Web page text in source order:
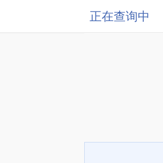
正在查询中